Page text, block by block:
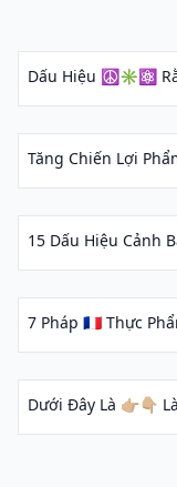
Dấu Hiệu ☮️✳️⚛️
Tăng Chiến Lợi
15 Dấu Hiệu Cảnh
7 Pháp 🇫🇷 Thực
Dưới Đây Là